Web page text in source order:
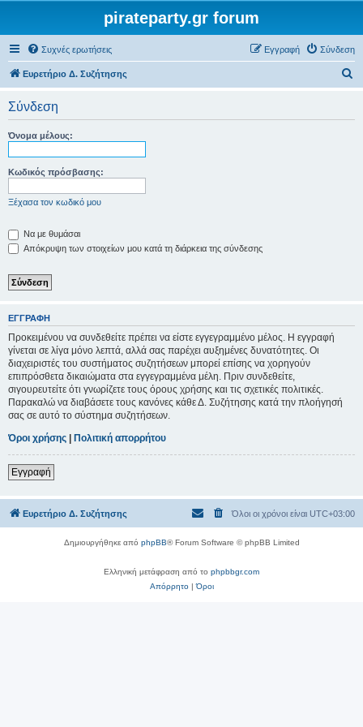
pirateparty.gr forum
Συχνές ερωτήσεις Σύνδεση
Εγγραφή
Ευρετήριο Δ. Συζήτησης
Σύνδεση
Όνομα μέλους:
Κωδικός πρόσβασης:
Ξέχασα τον κωδικό μου
Να με θυμάσαι
Απόκρυψη των στοιχείων μου κατά τη διάρκεια της σύνδεσης
ΕΓΓΡΑΦΉ
Προκειμένου να συνδεθείτε πρέπει να είστε εγγεγραμμένο μέλος. Η εγγραφή
γίνεται σε λίγα μόνο λεπτά, αλλά σας παρέχει αυξημένες δυνατότητες. Οι
διαχειριστές του συστήματος συζητήσεων μπορεί επίσης να χορηγούν
επιπρόσθετα δικαιώματα στα εγγεγραμμένα μέλη. Πριν συνδεθείτε,
σιγουρευτείτε ότι γνωρίζετε τους όρους χρήσης και τις σχετικές πολιτικές.
Παρακαλώ να διαβάσετε τους κανόνες κάθε Δ. Συζήτησης κατά την πλοήγησή
σας σε αυτό το σύστημα συζητήσεων.
Όροι χρήσης | Πολιτική απορρήτου
Εγγραφή
Ευρετήριο Δ. Συζήτησης Όλοι οι χρόνοι είναι UTC+03:00
Δημιουργήθηκε από phpBB® Forum Software © phpBB Limited
Ελληνική μετάφραση από το phpbbgr.com
Απόρρητο|Όροι